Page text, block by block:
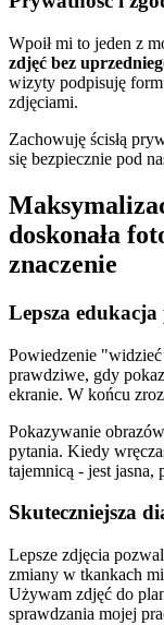
Wpoił mi to jeden z
zdjęć bez
wizyty podpisuję
zdjęciami.
Zachowuję ścisłą
się bezpiecznie pod
doskonała
znaczenie
Lepsza edukacja
Powiedzenie
prawdziwe, gdy
ekranie. W końcu
Pokazywanie
pytania. Kiedy
tajemnicą - jest
Skuteczniejsza
Lepsze zdjęcia
zmiany w tkankach
Używam zdjęć do
sprawdzania mojej